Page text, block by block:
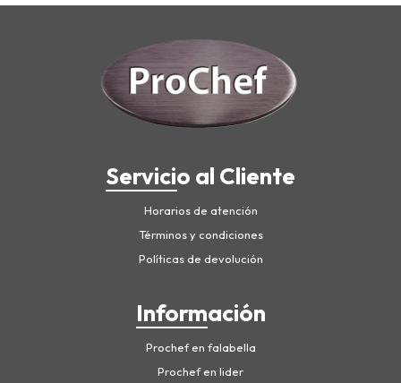
Servicio al Cliente
Horarios de atención
Términos y condiciones
Políticas de devolución
Información
Prochef en falabella
Prochef en lider